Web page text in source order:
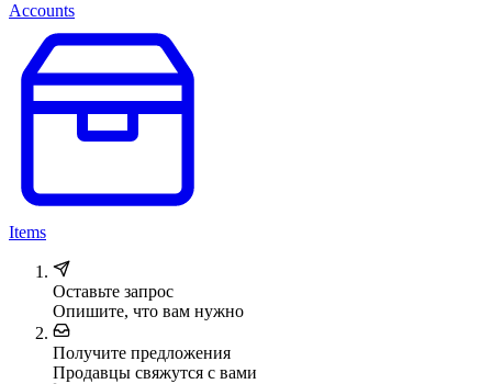
Accounts
Items
Оставьте запрос
Опишите, что вам нужно
Получите предложения
Продавцы свяжутся с вами